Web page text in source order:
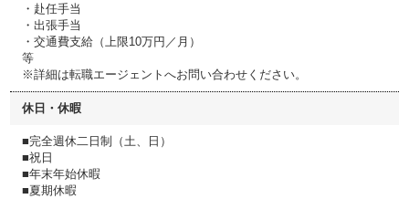
・赴任手当
・出張手当
・交通費支給（上限10万円／月）
等
※詳細は転職エージェントへお問い合わせください。
休日・休暇
■完全週休二日制（土、日）
■祝日
■年末年始休暇
■夏期休暇